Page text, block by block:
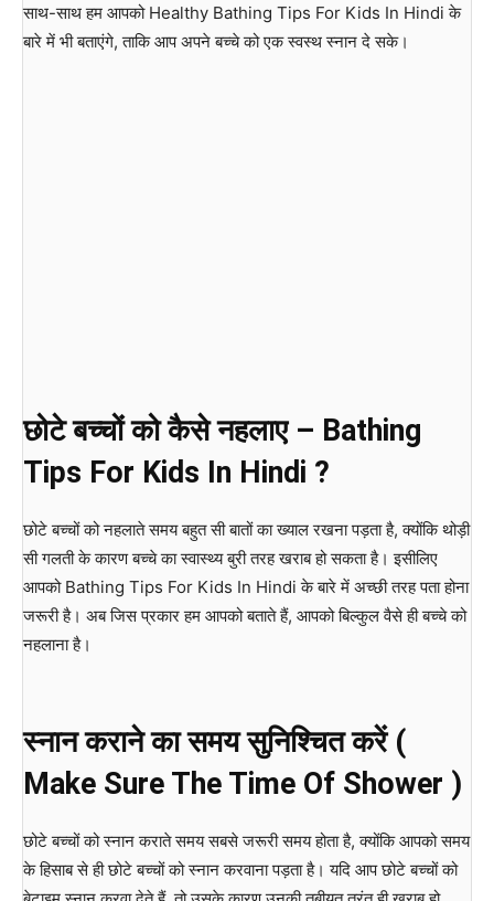
साथ-साथ हम आपको Healthy Bathing Tips For Kids In Hindi के
बारे में भी बताएंगे, ताकि आप अपने बच्चे को एक स्वस्थ स्नान दे सके।
छोटे बच्चों को कैसे नहलाए – Bathing
Tips For Kids In Hindi ?
छोटे बच्चों को नहलाते समय बहुत सी बातों का ख्याल रखना पड़ता है, क्योंकि थोड़ी
सी गलती के कारण बच्चे का स्वास्थ्य बुरी तरह खराब हो सकता है। इसीलिए
आपको Bathing Tips For Kids In Hindi के बारे में अच्छी तरह पता होना
जरूरी है। अब जिस प्रकार हम आपको बताते हैं, आपको बिल्कुल वैसे ही बच्चे को
नहलाना है।
स्नान कराने का समय सुनिश्चित करें (
Make Sure The Time Of Shower )
छोटे बच्चों को स्नान कराते समय सबसे जरूरी समय होता है, क्योंकि आपको समय
के हिसाब से ही छोटे बच्चों को स्नान करवाना पड़ता है। यदि आप छोटे बच्चों को